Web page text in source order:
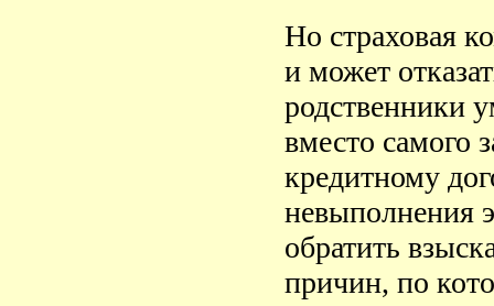
Но страховая
и может
родственники
вместо самого
кредитному
невыполнения
обратить
причин, по